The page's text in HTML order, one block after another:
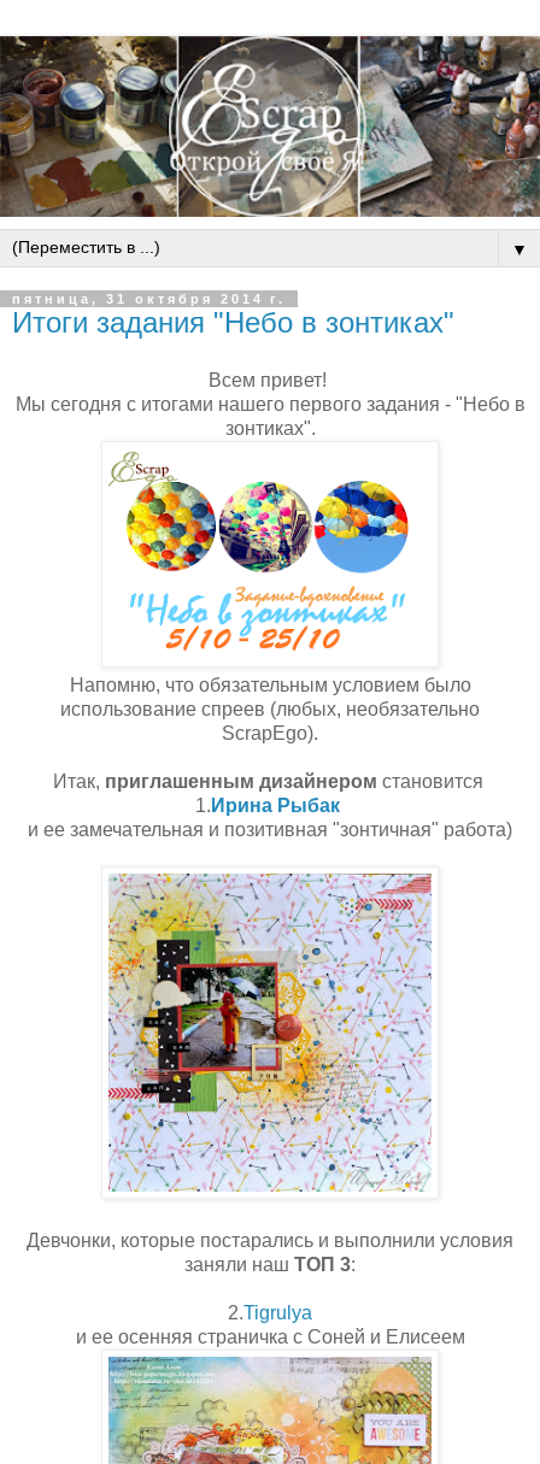
▼
пятница, 31 октября 2014 г.
Итоги задания "Небо в зонтиках"
Всем привет!
Мы сегодня с итогами нашего первого задания - "Небо в
зонтиках".
Напомню, что обязательным условием было
использование спреев (любых, необязательно
ScrapEgo).
Итак, приглашенным дизайнером становится
1. Ирина Рыбак
и ее замечательная и позитивная "зонтичная" работа)
Девчонки, которые постарались и выполнили условия
заняли наш ТОП 3:
2.Tigrulya
и ее осенняя страничка с Соней и Елисеем